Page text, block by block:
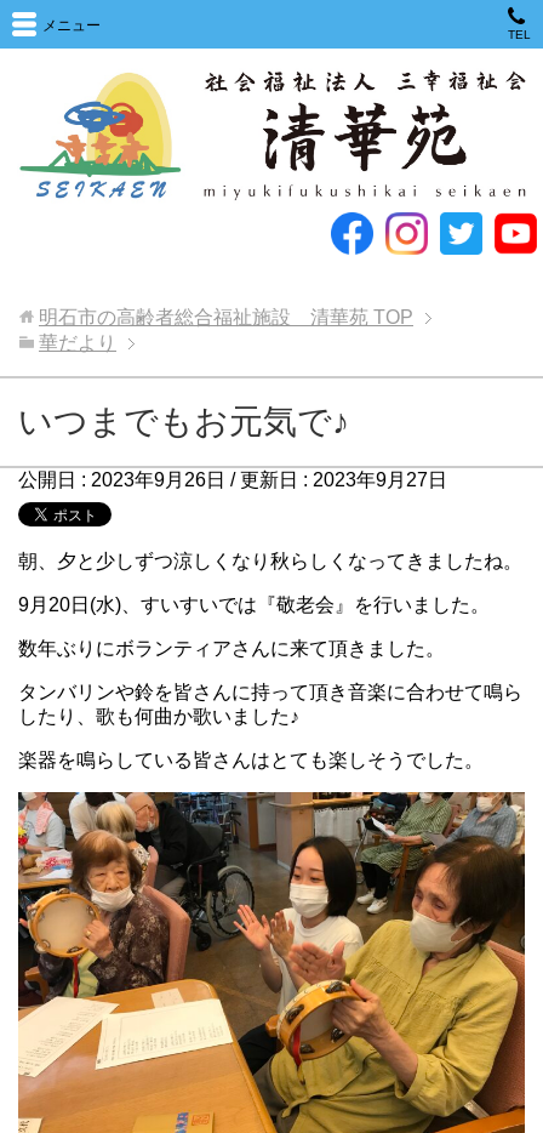
メニュー
TEL
明石市の高齢者総合福祉施設 清華苑 TOP
華だより
いつまでもお元気で♪
公開日 : 2023年9月26日 / 更新日 : 2023年9月27日
朝、夕と少しずつ涼しくなり秋らしくなってきましたね。
9月20日(水)、すいすいでは『敬老会』を行いました。
数年ぶりにボランティアさんに来て頂きました。
タンバリンや鈴を皆さんに持って頂き音楽に合わせて鳴ら
したり、歌も何曲か歌いました♪
楽器を鳴らしている皆さんはとても楽しそうでした。